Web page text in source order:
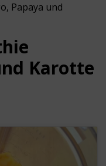
Papaya und
Karotte